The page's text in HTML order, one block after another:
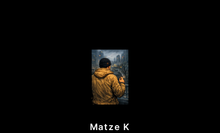
Matze K